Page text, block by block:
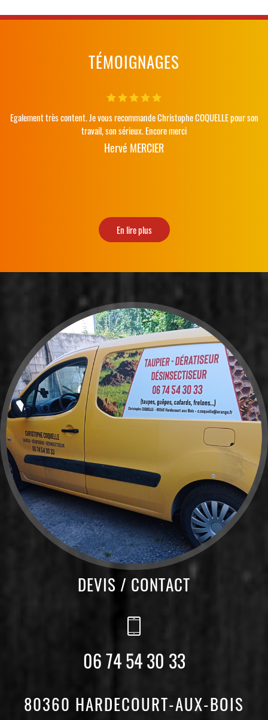
TÉMOIGNAGES
Egalement très content. Je vous recommande Christophe COQUELLE pour son
travail, son sérieux. Encore merci
Hervé MERCIER
En lire plus
DEVIS / CONTACT
06 74 54 30 33
80360 HARDECOURT-AUX-BOIS